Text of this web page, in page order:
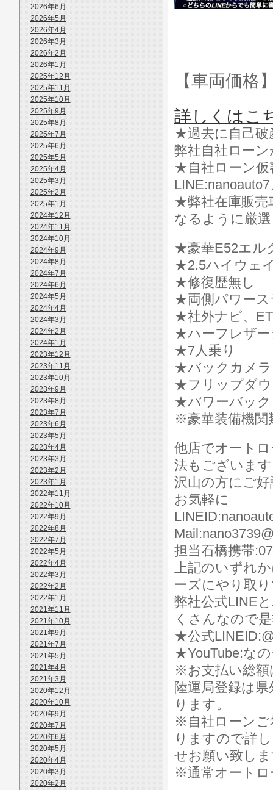
2026年6月
2026年5月
2026年4月
2026年3月
2026年2月
2026年1月
2025年12月
2025年11月
2025年10月
2025年9月
2025年8月
2025年7月
2025年6月
2025年5月
2025年4月
2025年3月
2025年2月
2025年1月
2024年12月
2024年11月
2024年10月
2024年9月
2024年8月
2024年7月
2024年6月
2024年5月
2024年4月
2024年3月
2024年2月
2024年1月
2023年12月
2023年11月
2023年10月
2023年9月
2023年8月
2023年7月
2023年6月
2023年5月
2023年4月
2023年3月
2023年2月
2023年1月
2022年11月
2022年10月
2022年9月
2022年8月
2022年7月
2022年5月
2022年4月
2022年3月
2022年2月
2022年1月
2021年11月
2021年10月
2021年9月
2021年7月
2021年5月
2021年4月
2021年3月
2020年12月
2020年10月
2020年9月
2020年7月
2020年6月
2020年5月
2020年4月
2020年3月
2020年2月
【車両価格
詳しくはこ
★過去に自己破
弊社自社ロー
★自社ローン仮
★弊社在庫販売
なるように厳
★豪華E52エル
★2.5ハイウェ
★修復歴無し
★両側パワー
★社外ナビ、
★ハーフレザー
★7人乗り
★バックカメラ
★フリップダ
★パワーバッ
※豪華装備機関
他店でオート
法もございま
沢山の方にご
お気軽に
担当石橋携帯
上記のいずれ
ーズにやり取
弊社公式LINE
くさんなので
★公式
★YouTube:な
※お支払い総額
陸運局登録は
ります。
※自社ローンご
りますので詳
せお願い致し
※通常オートロ